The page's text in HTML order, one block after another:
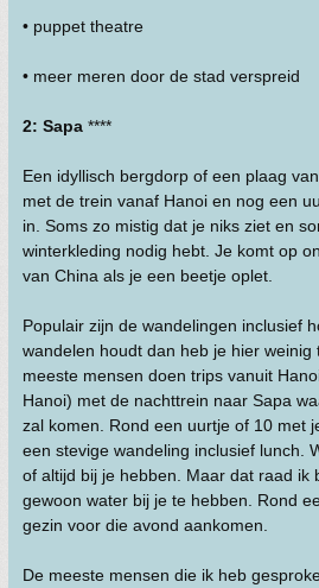
• puppet theatre
• meer meren door de stad verspreid
2: Sapa ****
Een idyllisch bergdorp of een plaag
met de trein vanaf Hanoi en nog een
in. Soms zo mistig dat je niks ziet en
winterkleding nodig hebt. Je komt op
van China als je een beetje oplet.
Populair zijn de wandelingen inclusief
wandelen houdt dan heb je hier weinig
meeste mensen doen trips vanuit
Hanoi) met de nachttrein naar Sapa
zal komen. Rond een uurtje of 10 met
een stevige wandeling inclusief lunch.
of altijd bij je hebben. Maar dat raad ik
gewoon water bij je te hebben. Rond
gezin voor die avond aankomen.
De meeste mensen die ik heb